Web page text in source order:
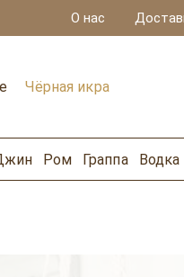
О нас
Чёрная икра
Ром Граппа Водка